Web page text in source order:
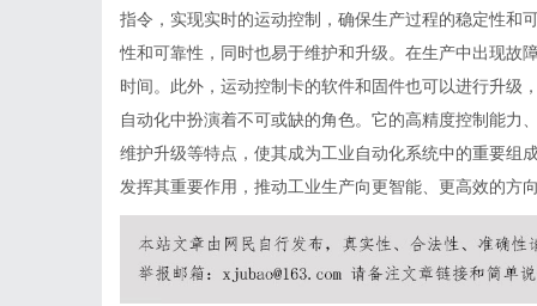
指令，实现实时的运动控制，确保生产过程的稳定性和
性和可靠性，同时也易于维护和升级。在生产中出现故
时间。此外，运动控制卡的软件和固件也可以进行升级
自动化中扮演着不可或缺的角色。它的高精度控制能力
维护升级等特点，使其成为工业自动化系统中的重要组
发挥其重要作用，推动工业生产向更智能、更高效的方